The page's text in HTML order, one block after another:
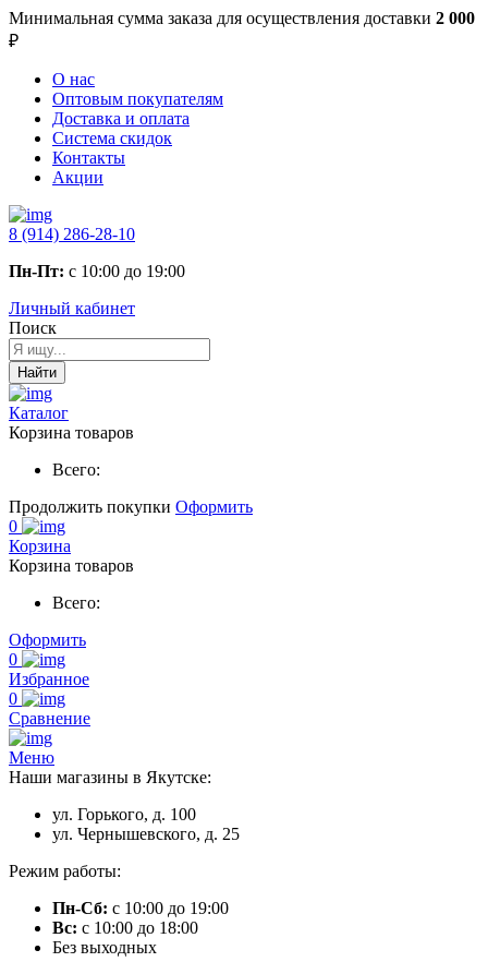
Минимальная сумма заказа для осуществления доставки 2 000
₽
О нас
Оптовым покупателям
Доставка и оплата
Система скидок
Контакты
Акции
8 (914) 286-28-10
Пн-Пт: с 10:00 до 19:00
Личный кабинет
Поиск
Найти
Каталог
Корзина товаров
Всего:
Продолжить покупки Оформить
0
Корзина
Корзина товаров
Всего:
Оформить
0
Избранное
0
Сравнение
Меню
Наши магазины в Якутске:
ул. Горького, д. 100
ул. Чернышевского, д. 25
Режим работы:
Пн-Сб: с 10:00 до 19:00
Вс: с 10:00 до 18:00
Без выходных